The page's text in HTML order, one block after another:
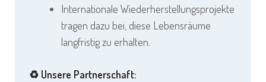
Internationale Wiederherstellungsprojekte
tragen dazu bei, diese Lebensräume
langfristig zu erhalten.
♻️ Unsere Partnerschaft: